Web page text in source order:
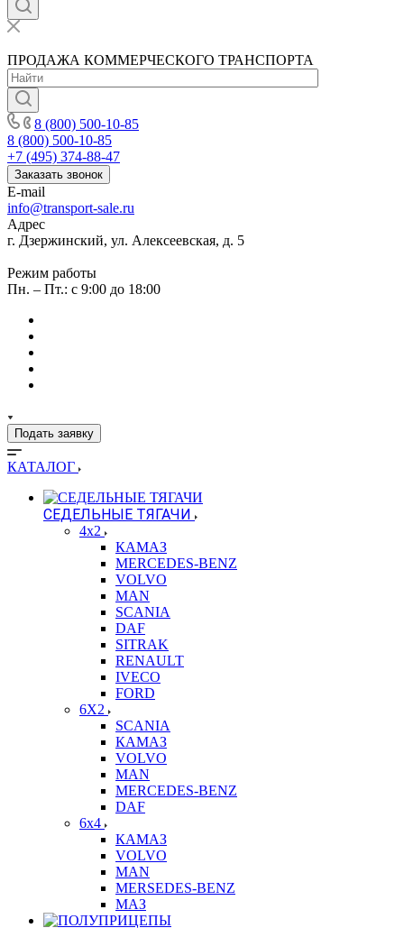
ПРОДАЖА КОММЕРЧЕСКОГО ТРАНСПОРТА
8 (800) 500-10-85
8 (800) 500-10-85
+7 (495) 374-88-47
Заказать звонок
E-mail
info@transport-sale.ru
Адрес
г. Дзержинский, ул. Алексеевская, д. 5
Режим работы
Пн. – Пт.: с 9:00 до 18:00
Подать заявку
КАТАЛОГ
СЕДЕЛЬНЫЕ ТЯГАЧИ
4x2
КАМАЗ
MERCEDES-BENZ
VOLVO
MAN
SCANIA
DAF
SITRAK
RENAULT
IVECO
FORD
6X2
SCANIA
КАМАЗ
VOLVO
MAN
MERCEDES-BENZ
DAF
6x4
КАМАЗ
VOLVO
MAN
MERSEDES-BENZ
МАЗ